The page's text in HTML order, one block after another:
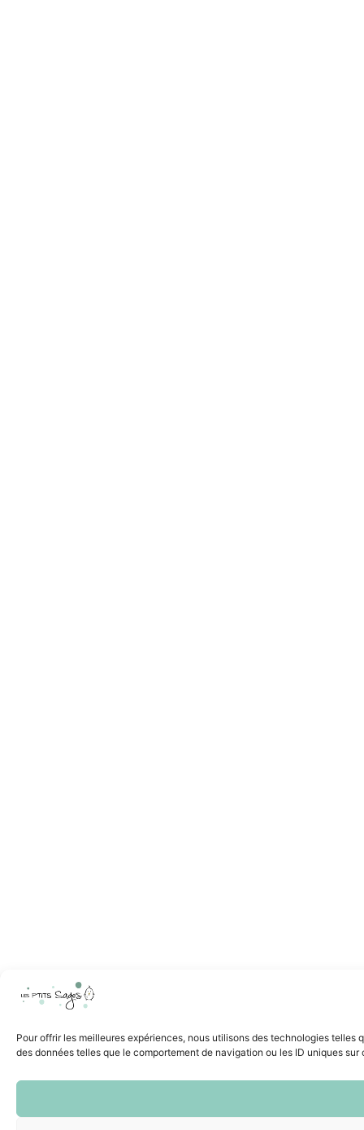
Pour offrir les meilleures expériences, nous utilisons des technologies
des données telles que le comportement de navigation ou les ID uniques